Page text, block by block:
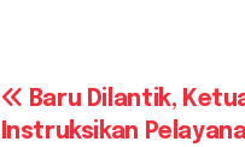
Navigasi
Baru Dilantik,
Instruksikan